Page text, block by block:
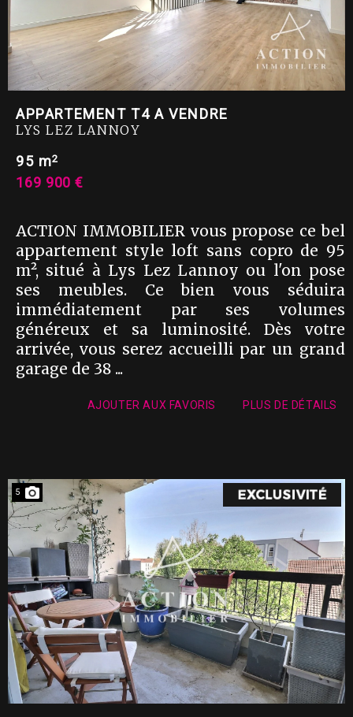
APPARTEMENT T4 A VENDRE
LYS LEZ LANNOY
95 m2
169 900 €
ACTION IMMOBILIER vous propose ce bel
appartement style loft sans copro de 95
m², situé à Lys Lez Lannoy ou l'on pose
ses meubles. Ce bien vous séduira
immédiatement par ses volumes
généreux et sa luminosité. Dès votre
arrivée, vous serez accueilli par un grand
garage de 38 ...
AJOUTER AUX FAVORIS PLUS DE DÉTAILS
5